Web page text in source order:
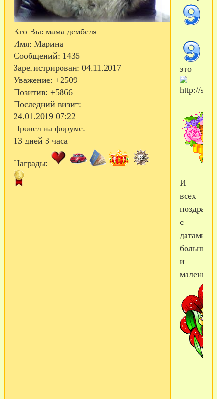
Кто Вы: мама дембеля
Имя: Марина
Сообщений: 1435
Зарегистрирован: 04.11.2017
Уважение: +2509
Позитив: +5866
Последний визит:
24.01.2019 07:22
Провел на форуме:
13 дней 3 часа
Награды:
это
И
всех
с
датами,
и